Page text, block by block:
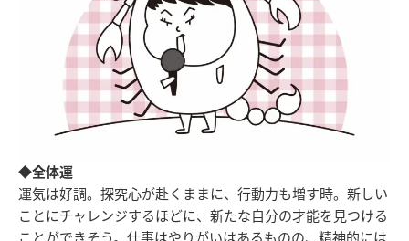
◆全体運
運気は好調。探究心が赴くままに、行動力も増す時。新しい
ことにチャレンジするほどに、新たな自分の才能を見つける
ことができそう。仕事はやりがいはあるものの、精神的には